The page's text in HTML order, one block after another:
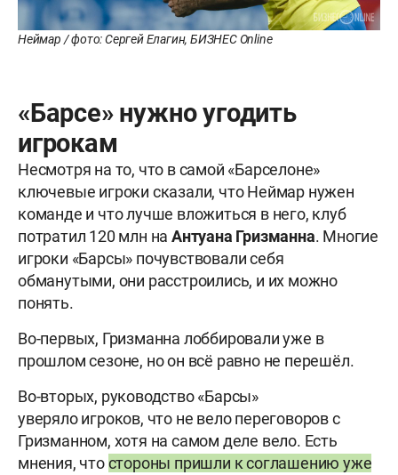
Неймар / фото: Сергей Елагин, БИЗНЕС Online
«Барсе» нужно угодить
игрокам
Несмотря на то, что в самой «Барселоне»
ключевые игроки сказали, что Неймар нужен
команде и что лучше вложиться в него, клуб
потратил 120 млн наАнтуана Гризманна. Многие
игроки «Барсы» почувствовали себя
обманутыми, они расстроились, и их можно
понять.
Во-первых, Гризманна лоббировали уже в
прошлом сезоне, но он всё равно не перешёл.
Во-вторых, руководство «Барсы»
уверяло игроков, что не вело переговоров с
Гризманном, хотя на самом деле вело. Есть
мнения, чтостороны пришли к соглашению уже